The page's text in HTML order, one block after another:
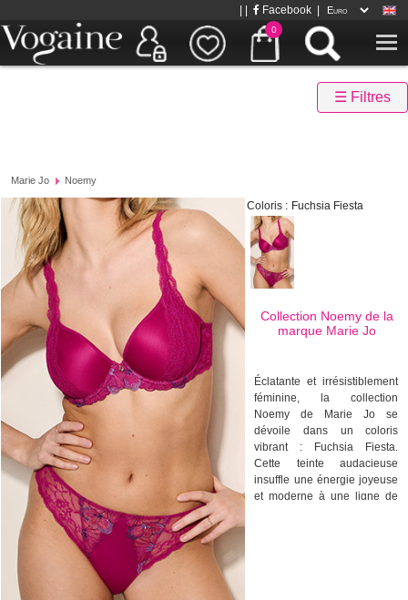
0
Facebook
☰ Filtres
Marie Jo Noemy
Coloris : Fuchsia Fiesta
Collection Noemy de la
marque Marie Jo
Éclatante et irrésistiblement
féminine, la collection
Noemy de Marie Jo se
dévoile dans un coloris
vibrant : Fuchsia Fiesta.
Cette teinte audacieuse
insuffle une énergie joyeuse
et moderne à une ligne de